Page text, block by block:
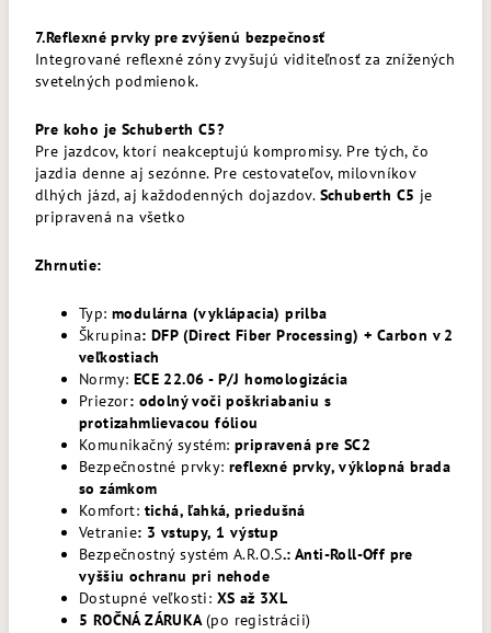
7.Reflexné prvky pre zvýšenú bezpečnosť
Integrované reflexné zóny zvyšujú viditeľnosť za znížených
svetelných podmienok.
Pre koho je Schuberth C5?
Pre jazdcov, ktorí neakceptujú kompromisy. Pre tých, čo
jazdia denne aj sezónne. Pre cestovateľov, milovníkov
dlhých jázd, aj každodenných dojazdov. Schuberth C5 je
pripravená na všetko
Zhrnutie:
Typ: modulárna (vyklápacia) prilba
Škrupina: DFP (Direct Fiber Processing) + Carbon v 2
veľkostiach
Normy: ECE 22.06 - P/J homologizácia
Priezor: odolný voči poškriabaniu s
protizahmlievacou fóliou
Komunikačný systém: pripravená pre SC2
Bezpečnostné prvky: reflexné prvky, výklopná brada
so zámkom
Komfort: tichá, ľahká, priedušná
Vetranie: 3 vstupy, 1 výstup
Bezpečnostný systém A.R.O.S.: Anti-Roll-Off pre
vyššiu ochranu pri nehode
Dostupné veľkosti: XS až 3XL
5 ROČNÁ ZÁRUKA(po registrácii)